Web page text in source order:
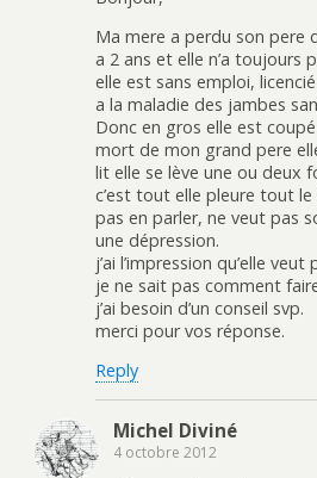
Ma mere a perdu son pere
a 2 ans et elle n’a toujours
elle est sans emploi,
a la maladie des jambes
Donc en gros elle est
mort de mon grand pere
lit elle se lève une ou deux
c’est tout elle pleure tout
pas en parler, ne veut pas
une dépression.
j’ai l’impression qu’elle veut
je ne sait pas comment
j’ai besoin d’un conseil svp.
merci pour vos réponse.
Reply
Michel Diviné
4 octobre 2012